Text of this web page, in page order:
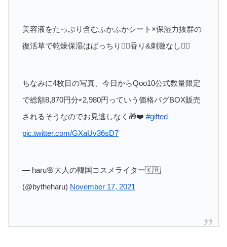
美容液をたっぷり含むふかふかシート×保湿力抜群の
復活草で乾燥保湿はばっちり🙆‍♀️香り&刺激なし🙆‍♀️
ちなみに4枚目の写真、今日からQoo10公式数量限定
で総額8,870円分⇨2,980円っていう価格バグBOX販売
されるそうなのでお見逃しなく🎁❤️ #gifted
pic.twitter.com/GXaUv36sD7
— haru🌸大人の韓国コスメライター🇰🇷
(@bytheharu) November 17, 2021